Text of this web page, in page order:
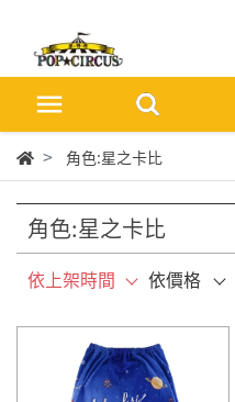
角色:星之卡比
角色:星之卡比
依上架時間 依價格